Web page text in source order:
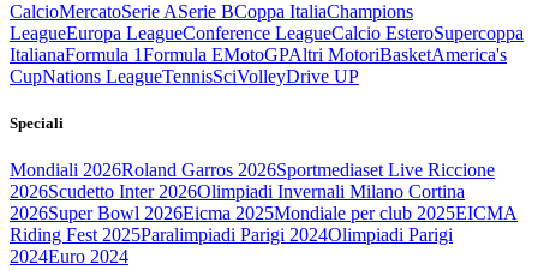
CalcioMercatoSerie ASerie BCoppa ItaliaChampions
LeagueEuropa LeagueConference LeagueCalcio EsteroSupercoppa
ItalianaFormula 1Formula EMotoGPAltri MotoriBasketAmerica's
CupNations LeagueTennisSciVolleyDrive UP
Speciali
Mondiali 2026Roland Garros 2026Sportmediaset Live Riccione
2026Scudetto Inter 2026Olimpiadi Invernali Milano Cortina
2026Super Bowl 2026Eicma 2025Mondiale per club 2025EICMA
Riding Fest 2025Paralimpiadi Parigi 2024Olimpiadi Parigi
2024Euro 2024